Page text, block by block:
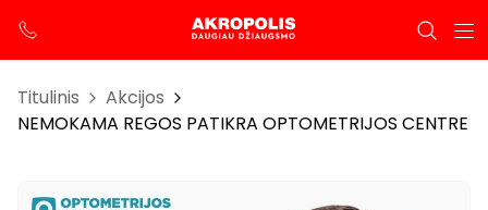
Titulinis
Akcijos
NEMOKAMA REGOS PATIKRA OPTOMETRIJOS CENTRE